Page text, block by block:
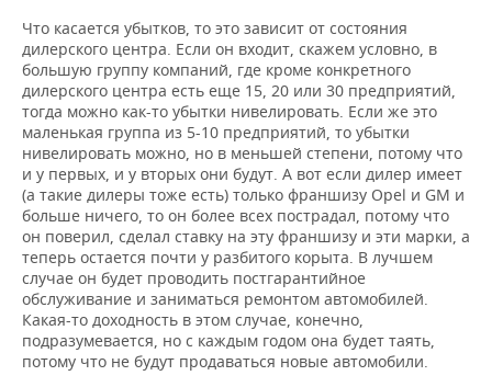
Что касается убытков, то это зависит от состояния
дилерского центра. Если он входит, скажем условно, в
большую группу компаний, где кроме конкретного
дилерского центра есть еще 15, 20 или 30 предприятий,
тогда можно как-то убытки нивелировать. Если же это
маленькая группа из 5-10 предприятий, то убытки
нивелировать можно, но в меньшей степени, потому что
и у первых, и у вторых они будут. А вот если дилер имеет
(а такие дилеры тоже есть) только франшизу Opel и GM и
больше ничего, то он более всех пострадал, потому что
он поверил, сделал ставку на эту франшизу и эти марки, а
теперь остается почти у разбитого корыта. В лучшем
случае он будет проводить постгарантийное
обслуживание и заниматься ремонтом автомобилей.
Какая-то доходность в этом случае, конечно,
подразумевается, но с каждым годом она будет таять,
потому что не будут продаваться новые автомобили.